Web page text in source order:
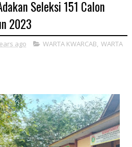
Seleksi 151 Calon
2023
ago WARTA KWARCAB, WARTA